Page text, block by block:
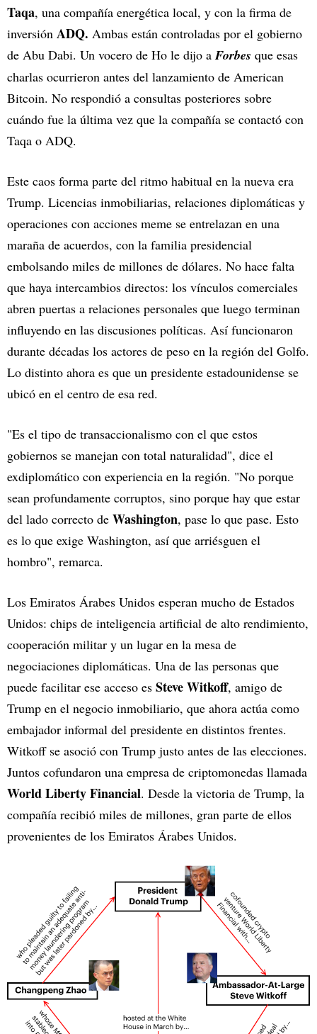
Taqa, una compañía energética local, y con la firma de
inversión ADQ. Ambas están controladas por el gobierno
de Abu Dabi. Un vocero de Ho le dijo a Forbes que esas
charlas ocurrieron antes del lanzamiento de American
Bitcoin. No respondió a consultas posteriores sobre
cuándo fue la última vez que la compañía se contactó con
Taqa o ADQ.
Este caos forma parte del ritmo habitual en la nueva era
Trump. Licencias inmobiliarias, relaciones diplomáticas y
operaciones con acciones meme se entrelazan en una
maraña de acuerdos, con la familia presidencial
embolsando miles de millones de dólares. No hace falta
que haya intercambios directos: los vínculos comerciales
abren puertas a relaciones personales que luego terminan
influyendo en las discusiones políticas. Así funcionaron
durante décadas los actores de peso en la región del Golfo.
Lo distinto ahora es que un presidente estadounidense se
ubicó en el centro de esa red.
"Es el tipo de transaccionalismo con el que estos
gobiernos se manejan con total naturalidad", dice el
exdiplomático con experiencia en la región. "No porque
sean profundamente corruptos, sino porque hay que estar
del lado correcto de Washington, pase lo que pase. Esto
es lo que exige Washington, así que arriésguen el
hombro", remarca.
Los Emiratos Árabes Unidos esperan mucho de Estados
Unidos: chips de inteligencia artificial de alto rendimiento,
cooperación militar y un lugar en la mesa de
negociaciones diplomáticas. Una de las personas que
puede facilitar ese acceso es Steve Witkoff, amigo de
Trump en el negocio inmobiliario, que ahora actúa como
embajador informal del presidente en distintos frentes.
Witkoff se asoció con Trump justo antes de las elecciones.
Juntos cofundaron una empresa de criptomonedas llamada
World Liberty Financial. Desde la victoria de Trump, la
compañía recibió miles de millones, gran parte de ellos
provenientes de los Emiratos Árabes Unidos.